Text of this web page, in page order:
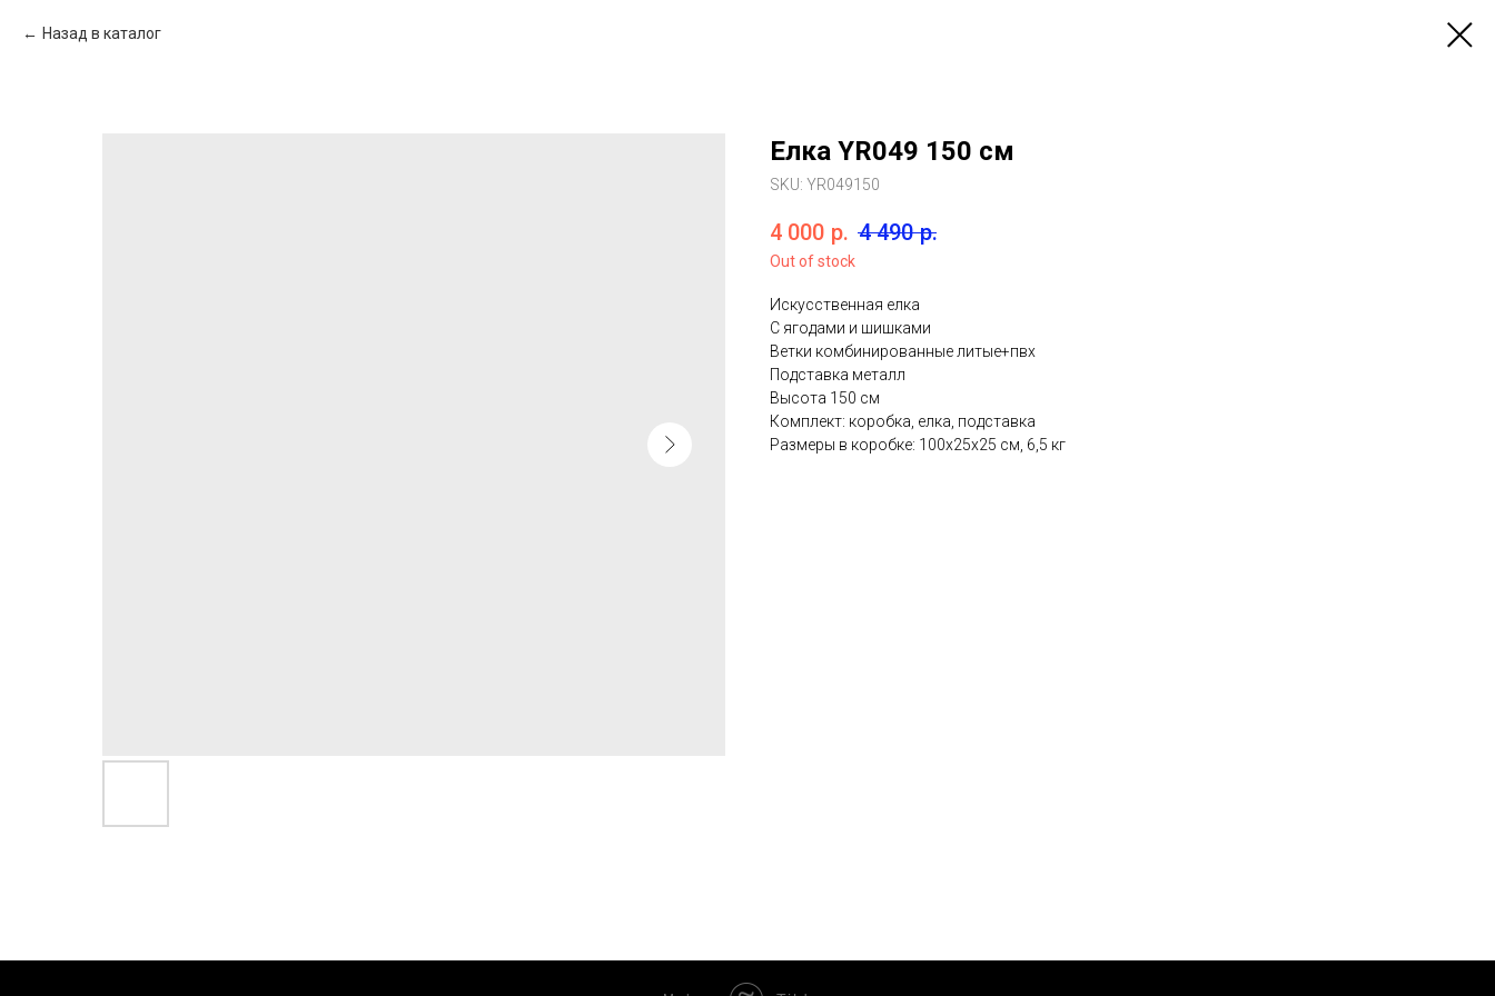
Назад в каталог
Елка YR049 150 см
SKU: YR049150
4 000 р. 4 490 р.
Out of stock
Искусственная елка
С ягодами и шишками
Ветки комбинированные литые+пвх
Подставка металл
Высота 150 см
Комплект: коробка, елка, подставка
Размеры в коробке: 100х25х25 см, 6,5 кг